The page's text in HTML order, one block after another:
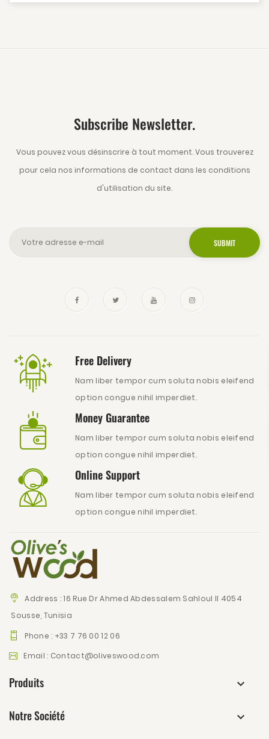
Subscribe Newsletter.
Vous pouvez vous désinscrire à tout moment. Vous trouverez
pour cela nos informations de contact dans les conditions
d'utilisation du site.
Free Delivery
Nam liber tempor cum soluta nobis eleifend
option congue nihil imperdiet.
Money Guarantee
Nam liber tempor cum soluta nobis eleifend
option congue nihil imperdiet.
Online Support
Nam liber tempor cum soluta nobis eleifend
option congue nihil imperdiet.
Address :16 Rue Dr Ahmed Abdessalem Sahloul II 4054
Sousse, Tunisia
Phone : +33 7 76 00 12 06
Email : Contact@oliveswood.com
Produits
Notre Société